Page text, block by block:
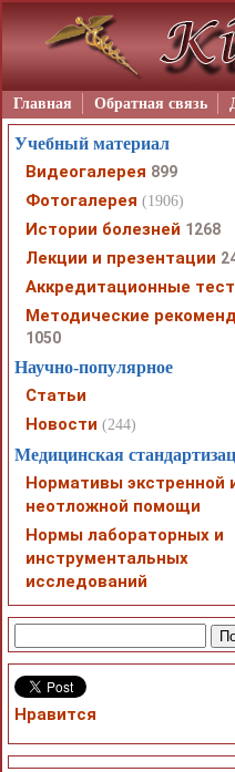
Главная Обратная связь
Учебный материал
Видеогалерея 899
Фотогалерея (1906)
Истории болезней 1268
Лекции и презентации
Аккредитационные
Методические
1050
Научно-популярное
Статьи
Новости (244)
Медицинская
Нормативы экстренной
неотложной помощи
Нормы лабораторных и
инструментальных
исследований
Нравится